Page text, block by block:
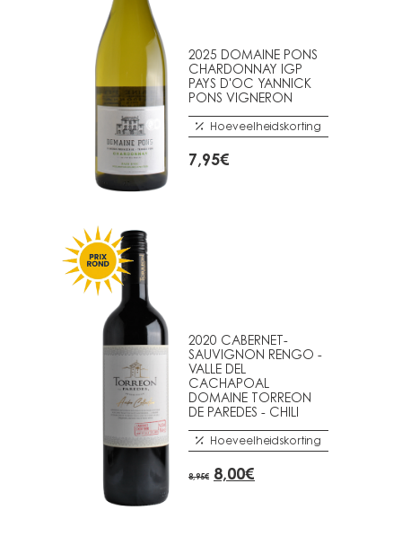
2025 DOMAINE PONS
CHARDONNAY IGP
PAYS D'OC YANNICK
PONS VIGNERON
Hoeveelheidskorting
7,95€
2020 CABERNET-
SAUVIGNON RENGO -
VALLE DEL
CACHAPOAL
DOMAINE TORREON
DE PAREDES - CHILI
Hoeveelheidskorting
8,95€ OORSPRONKELIJKE
8,00€